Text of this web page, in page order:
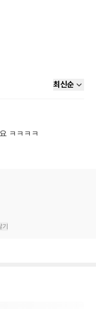
최신순
ㅋㅋㅋㅋ
기